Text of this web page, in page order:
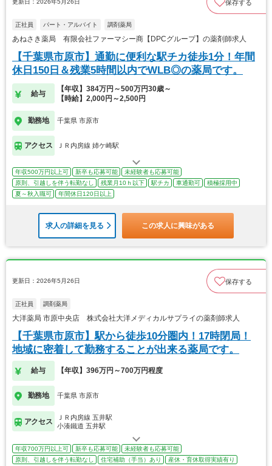
更新日：2026年5月26日 保存する
正社員 パート・アルバイト 調剤薬局
あねさき薬局 有限会社ファーマシー商【DPCグループ】の薬剤師求人
【千葉県市原市】通勤に便利な駅チカ徒歩1分！年間
休日150日＆残業5時間以内でWLB◎の薬局です。
給与
【年収】384万円～500万円30歳～
【時給】2,000円～2,500円
勤務地 千葉県 市原市
アクセス ＪＲ内房線 姉ケ崎駅
年収500万円以上可 新卒も応募可能
未経験者も応募可能
原則、引越しを伴う転勤なし
残業月10ｈ以下 駅チカ 車通勤可
積極採用中
夏～秋入職可
年間休日120日以上
求人の詳細を見る この求人に興味がある
更新日：2026年5月26日 保存する
正社員 調剤薬局
大洋薬局 市原中央店 株式会社大洋メディカルサプライの薬剤師求人
【千葉県市原市】駅から徒歩10分圏内！17時閉局！
地域に密着して勤務することが出来る薬局です。
給与 【年収】396万円～700万円程度
勤務地 千葉県 市原市
アクセス
ＪＲ内房線 五井駅
小湊鐵道 五井駅
年収700万円以上可 新卒も応募可能
未経験者も応募可能
原則、引越しを伴う転勤なし
住宅補助（手当）あり 産休・育休取得実績有り